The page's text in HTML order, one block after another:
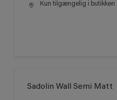
Kun tilgængelig i butikken
Sadolin Wall Semi Matt